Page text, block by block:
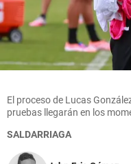
El proceso de Lucas
pruebas llegarán en los
SALDARRIAGA